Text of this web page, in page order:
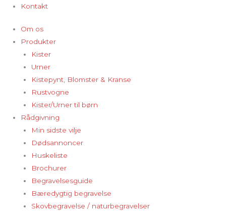
Kontakt
Om os
Produkter
Kister
Urner
Kistepynt, Blomster & Kranse
Rustvogne
Kister/Urner til børn
Rådgivning
Min sidste vilje
Dødsannoncer
Huskeliste
Brochurer
Begravelsesguide
Bæredygtig begravelse
Skovbegravelse / naturbegravelser